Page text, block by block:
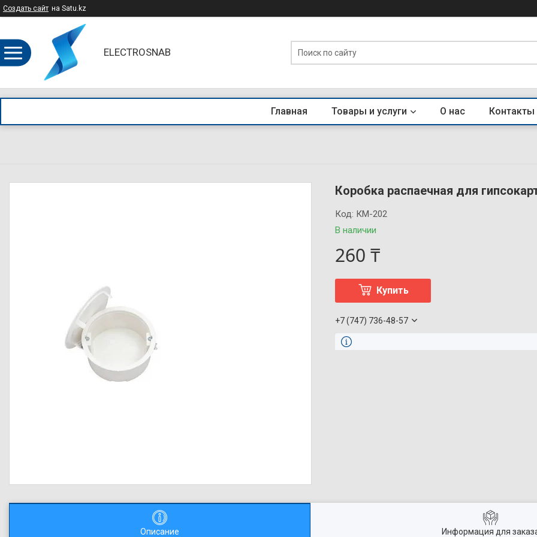
Создать сайт на Satu.kz
ELECTROSNAB
Главная Товары и услуги О нас Контакты
Коробка распаечная для
В наличии
Код: КМ-202
260 ₸
Купить
+7 (747) 736-48-57
Описание Информация для